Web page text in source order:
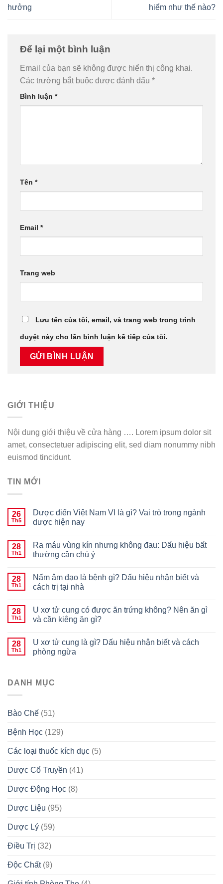
hưởng
hiểm như thế nào?
Để lại một bình luận
Email của bạn sẽ không được hiển thị công khai.
Các trường bắt buộc được đánh dấu *
Bình luận *
Tên *
Email *
Trang web
Lưu tên của tôi, email, và trang web trong trình
duyệt này cho lần bình luận kế tiếp của tôi.
GIỚI THIỆU
Nội dung giới thiệu về cửa hàng …. Lorem ipsum dolor sit
amet, consectetuer adipiscing elit, sed diam nonummy nibh
euismod tincidunt.
TIN MỚI
26
Th5
Dược điển Việt Nam VI là gì? Vai trò trong ngành
dược hiện nay
28
Th1
Ra máu vùng kín nhưng không đau: Dấu hiệu bất
thường cần chú ý
28
Th1
Nấm âm đạo là bệnh gì? Dấu hiệu nhận biết và
cách trị tại nhà
28
Th1
U xơ tử cung có được ăn trứng không? Nên ăn gì
và cần kiêng ăn gì?
28
Th1
U xơ tử cung là gì? Dấu hiệu nhận biết và cách
phòng ngừa
DANH MỤC
Bào Chế (51)
Bệnh Học (129)
Các loại thuốc kích dục (5)
Dược Cổ Truyền (41)
Dược Động Học (8)
Dược Liệu (95)
Dược Lý (59)
Điều Trị (32)
Độc Chất(9)